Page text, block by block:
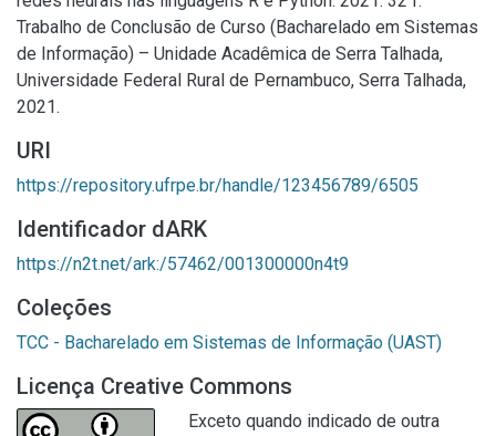
Trabalho de Conclusão de Curso (Bacharelado em Sistemas
de Informação) – Unidade Acadêmica de Serra Talhada,
Universidade Federal Rural de Pernambuco, Serra Talhada,
2021.
URI
https://repository.ufrpe.br/handle/123456789/6505
Identificador dARK
https://n2t.net/ark:/57462/001300000n4t9
Coleções
TCC - Bacharelado em Sistemas de Informação (UAST)
Licença Creative Commons
Exceto quando indicado de outra